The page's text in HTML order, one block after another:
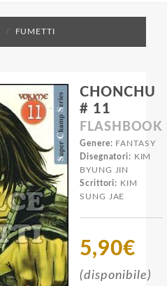
FUMETTI
CHONCHU
# 11
FLASHBOOK
Genere: FANTASY
Disegnatori: KIM
BYUNG JIN
Scrittori: KIM
SUNG JAE
5,90€
(disponibile)